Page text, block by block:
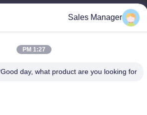
العنوان
Sales Manager
1:27 PM
Good day, what product are you looking for?